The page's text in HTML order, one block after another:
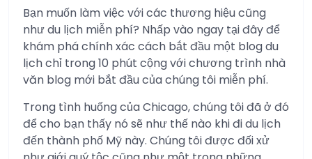
Bạn muốn làm việc với các thương hiệu cũng
như du lịch miễn phí? Nhấp vào ngay tại đây để
khám phá chính xác cách bắt đầu một blog du
lịch chỉ trong 10 phút cộng với chương trình nhà
văn blog mới bắt đầu của chúng tôi miễn phí.
Trong tình huống của Chicago, chúng tôi đã ở đó
để cho bạn thấy nó sẽ như thế nào khi đi du lịch
đến thành phố Mỹ này. Chúng tôi được đối xử